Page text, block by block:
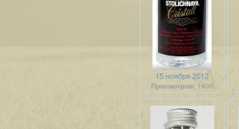
15 ноября 2012
Просмотров:1400